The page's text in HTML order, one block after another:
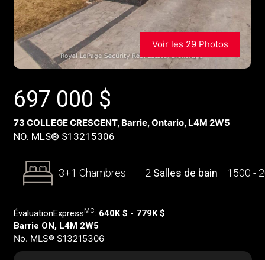
Voir les 29 Photos
697 000 $
73 COLLEGE CRESCENT, Barrie, Ontario, L4M 2W5
NO. MLS® S13215306
3+1 Chambres 2 Salles de bain 1500 -
ÉvaluationExpress MC: 640K $ - 779K $
Barrie ON, L4M 2W5
No. MLS® S13215306